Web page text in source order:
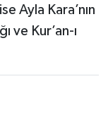
Ayla Kara’nın
ve Kur’an-ı